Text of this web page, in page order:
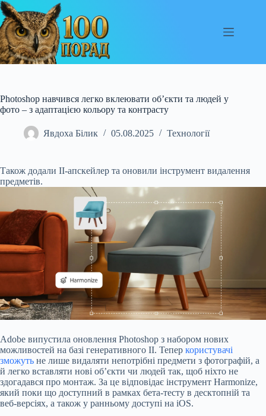
Перейти
до
вмісту
Photoshop навчився легко вклеювати об’єкти та людей у
фото – з адаптацією кольору та контрасту
Явдоха Білик 05.08.2025 Технології
Також додали ІІ-апскейлер та оновили інструмент видалення
предметів.
Adobe випустила оновлення Photoshop з набором нових
можливостей на базі генеративного ІІ. Тепер користувачі
зможуть не лише видаляти непотрібні предмети з фотографій, а
й легко вставляти нові об’єкти чи людей так, щоб ніхто не
здогадався про монтаж. За це відповідає інструмент Harmonize,
який поки що доступний в рамках бета-тесту в десктопній та
веб-версіях, а також у ранньому доступі на iOS.